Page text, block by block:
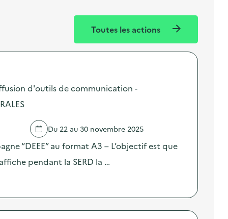
Toutes les actions
d'outils de communication -
Du 22 au 30 novembre 2025
“DEEE” au format A3 – L’objectif est que
pendant la SERD la …